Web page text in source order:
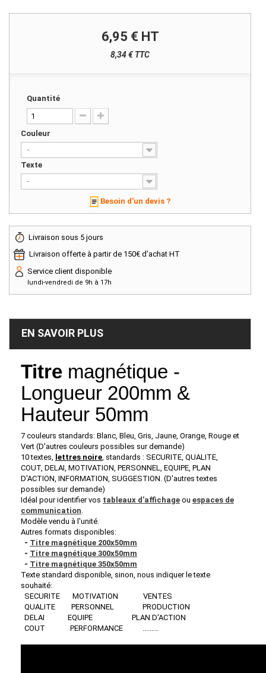
6,95 € HT
8,34 € TTC
Quantité
Couleur
-
Texte
-
Besoin d'un devis ?
Livraison sous 5 jours
Livraison offerte à partir de 150€ d'achat HT
Service client disponible
lundi-vendredi de 9h à 17h
EN SAVOIR PLUS
Titre magnétique -
Longueur 200mm &
Hauteur 50mm
7 couleurs standards: Blanc, Bleu, Gris, Jaune, Orange, Rouge et
Vert (D'autres couleurs possibles sur demande)
10 textes, lettres noire, standards : SECURITE, QUALITE,
COUT, DELAI, MOTIVATION, PERSONNEL, EQUIPE, PLAN
D'ACTION, INFORMATION, SUGGESTION. (D'autres textes
possibles sur demande)
Idéal pour identifier vos tableaux d'affichage ou espaces de
communication.
Modèle vendu à l'unité.
Autres formats disponibles:
- Titre magnétique 200x50mm
- Titre magnétique 300x50mm
- Titre magnétique 350x50mm
Texte standard disponible, sinon, nous indiquer le texte
souhaité:
SECURITE MOTIVATION VENTES
QUALITE PERSONNEL PRODUCTION
DELAI EQUIPE PLAN D'ACTION
COUT PERFORMANCE .........